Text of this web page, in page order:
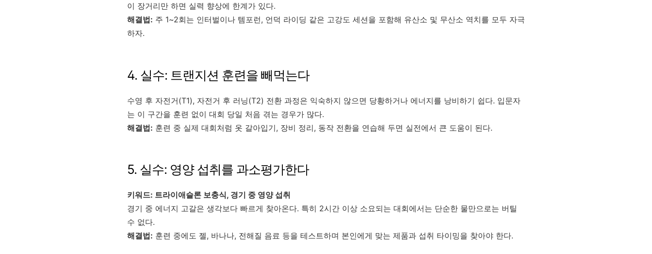
이 장거리만 하면 실력 향상에 한계가 있다.
해결법: 주 1~2회는 인터벌이나 템포런, 언덕 라이딩 같은 고강도 세션을 포함해 유산소 및 무산소 역치를 모두 자극
하자.
4. 실수: 트랜지션 훈련을 빼먹는다
수영 후 자전거(T1), 자전거 후 러닝(T2) 전환 과정은 익숙하지 않으면 당황하거나 에너지를 낭비하기 쉽다. 입문자
는 이 구간을 훈련 없이 대회 당일 처음 겪는 경우가 많다.
해결법: 훈련 중 실제 대회처럼 옷 갈아입기, 장비 정리, 동작 전환을 연습해 두면 실전에서 큰 도움이 된다.
5. 실수: 영양 섭취를 과소평가한다
키워드: 트라이애슬론 보충식, 경기 중 영양 섭취
경기 중 에너지 고갈은 생각보다 빠르게 찾아온다. 특히 2시간 이상 소요되는 대회에서는 단순한 물만으로는 버틸
수 없다.
해결법: 훈련 중에도 젤, 바나나, 전해질 음료 등을 테스트하며 본인에게 맞는 제품과 섭취 타이밍을 찾아야 한다.